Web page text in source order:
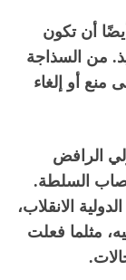
أن تكون
. من السذاجة
منع أو إلغاء
الرافض
السلطة.
الانقلاب،
مثلما فعلت
.